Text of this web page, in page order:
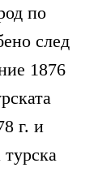
по
след
1876
г. и